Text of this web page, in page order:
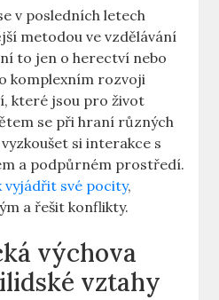
v posledních letech
metodou ve vzdělávání
to jen o herectví nebo
komplexním rozvoji
které jsou pro život
se při hraní různých
si interakce s
a podpůrném prostředí.
vyjádřit své pocity,
a řešit konflikty.
výchova
vztahy